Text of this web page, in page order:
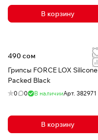
В корзину
490 сом
Грипсы FORCE LOX Silicone
Packed Black
0 0 В наличииАрт. 382971
В корзину